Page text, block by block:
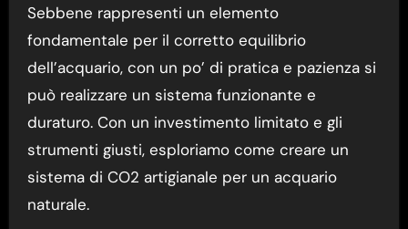
Sebbene rappresenti un elemento
fondamentale per il corretto equilibrio
dell’acquario, con un po’ di pratica e pazienza si
può realizzare un sistema funzionante e
duraturo. Con un investimento limitato e gli
strumenti giusti, esploriamo come creare un
sistema di CO2 artigianale per un acquario
naturale.